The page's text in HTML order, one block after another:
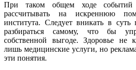
При таком общем ходе событий
рассчитывать на искреннюю
института. Следует вникать в
разбираться самому, что бы
собственной выгоде. Здоровье не
лишь медицинские услуги, но
эти понятия.